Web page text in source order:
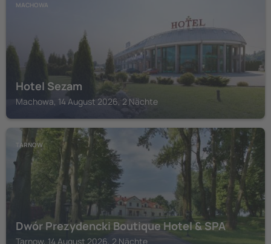
MACHOWA
Hotel Sezam
Machowa, 14 August 2026, 2 Nächte
TARNOW
Dwór Prezydencki Boutique Hotel & SPA
Tarnow, 14 August 2026, 2 Nächte